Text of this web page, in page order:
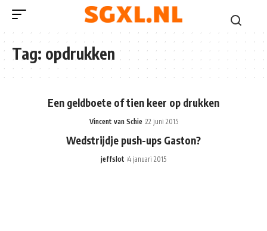
Tag: opdrukken
Een geldboete of tien keer op drukken
Vincent van Schie 22 juni 2015
Wedstrijdje push-ups Gaston?
jeffslot 4 januari 2015